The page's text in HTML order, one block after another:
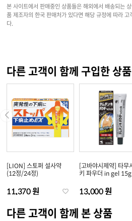
본 사이트에서 판매중인 상품들은 해외에서 배송되는
품 제조자의 한국 판매처가 있다면 해당 규정에 따라
다.
다른 고객이 함께 구입한 상품
[LION] 스토퍼 설사약
(12정/24정)
11,370 원
[고바야시제약] 타무
키 파우더 in gel 15g
13,000 원
다른 고객이 함께 본 상품